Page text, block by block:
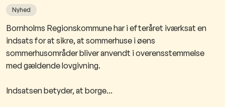
Nyhed
Bornholms Regionskommune har i efteråret iværksat en
indsats for at sikre, at sommerhuse i øens
sommerhusområder bliver anvendt i overensstemmelse
med gældende lovgivning.
Indsatsen betyder, at borge...